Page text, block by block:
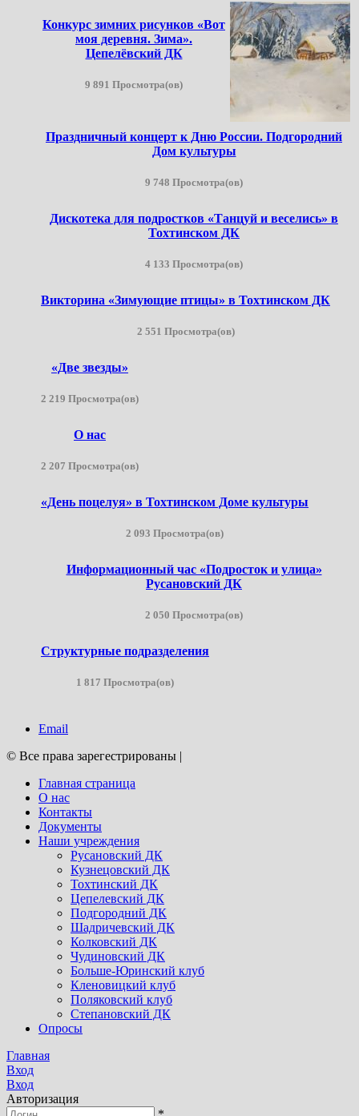
Конкурс зимних рисунков «Вот
моя деревня. Зима».
Цепелёвский ДК
9 891 Просмотра(ов)
Праздничный концерт к Дню России. Подгородний
Дом культуры
9 748 Просмотра(ов)
Дискотека для подростков «Танцуй и веселись» в
Тохтинском ДК
4 133 Просмотра(ов)
Викторина «Зимующие птицы» в Тохтинском ДК
2 551 Просмотра(ов)
«Две звезды»
2 219 Просмотра(ов)
О нас
2 207 Просмотра(ов)
«День поцелуя» в Тохтинском Доме культуры
2 093 Просмотра(ов)
Информационный час «Подросток и улица»
Русановский ДК
2 050 Просмотра(ов)
Структурные подразделения
1 817 Просмотра(ов)
Email
© Все права зарегестрированы |
Главная страница
О нас
Контакты
Документы
Наши учреждения
Русановский ДК
Кузнецовский ДК
Тохтинский ДК
Цепелевский ДК
Подгородний ДК
Шадричевский ДК
Колковский ДК
Чудиновский ДК
Больше-Юринский клуб
Кленовицкий клуб
Поляковский клуб
Степановский ДК
Опросы
Главная
Вход
Вход
Авторизация